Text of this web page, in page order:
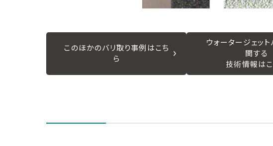
このほかのバリ取り事例はこち
ら
ウォータージェッ
関する
技術情報は